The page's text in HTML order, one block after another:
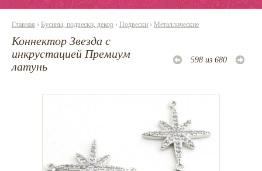
Бисер
Фурнитура
Проволока
Инструменты и материалы
По темам и сезонам
Главная › Бусины, подвески, декор › Подвески › Металлические
Коннектор Звезда с
инкрустацией Премиум
латунь
598 из 680